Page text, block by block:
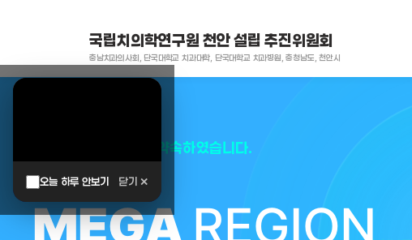
국립치의학연구원 천안 설립 추진위원회
충남치과의사회, 단국대학교 치과대학, 단국대학교 치과병원, 충청남도, 천안시
오늘 하루 안보기 닫기 ✕
대한민국은 두번이나 약속하였습니다.
MEGA REGION